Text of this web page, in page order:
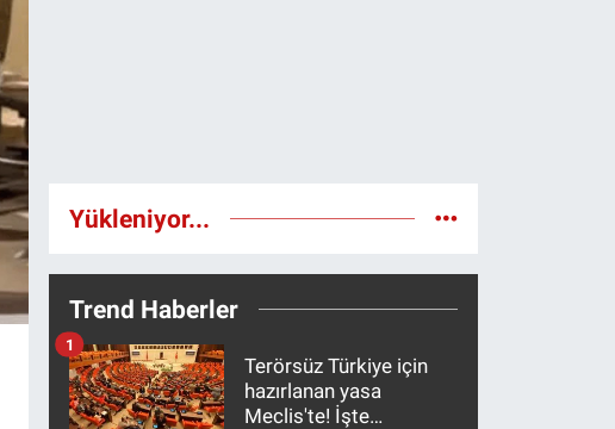
Yükleniyor...
Trend Haberler
Terörsüz Türkiye için
hazırlanan yasa
Meclis'te! İşte
1